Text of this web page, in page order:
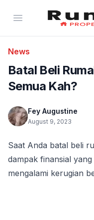
Open menuRumahza
News
Batal Beli
Semua Kah?
Fey Augustine
August 9, 2023
Saat Anda batal beli
dampak finansial
mengalami kerugian